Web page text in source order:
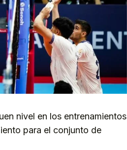
nivel en los entrenamientos
para el conjunto de